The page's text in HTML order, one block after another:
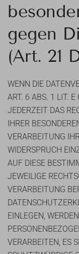
gegen
(Art. 21
WENN DIE
ART. 6 ABS. 1 LIT. E
JEDERZEIT DAS
IHRER
VERARBEITUNG
WIDERSPRUCH
AUF DIESE
JEWEILIGE
VERARBEITUNG
EINLEGEN,
VERARBEITEN, ES